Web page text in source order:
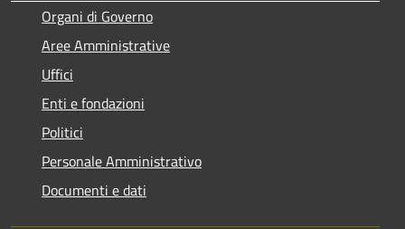
Organi di Governo
Aree Amministrative
Uffici
Enti e fondazioni
Politici
Personale Amministrativo
Documenti e dati